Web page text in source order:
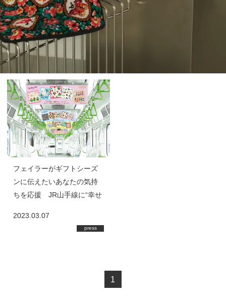
フェイラーがギフトシーズ
ンに伝えたいあなたの気持
ちを応援 JR山手線に“幸せ
2023.03.07
press
1